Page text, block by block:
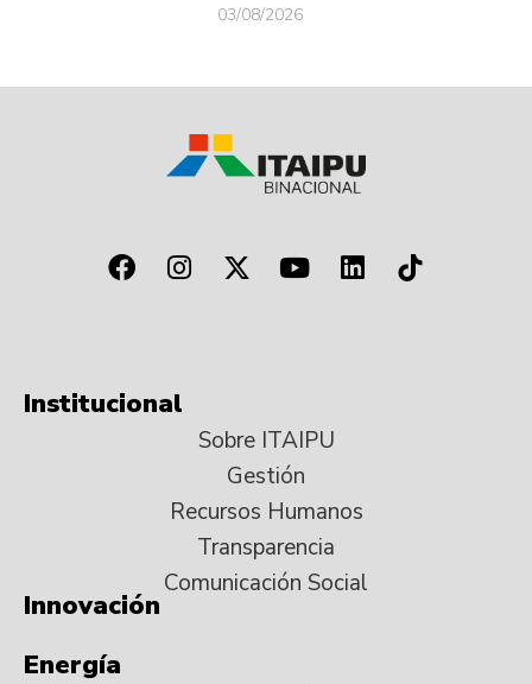
03/08/2026
Institucional
Sobre ITAIPU
Gestión
Recursos Humanos
Transparencia
Comunicación Social
Innovación
Energía